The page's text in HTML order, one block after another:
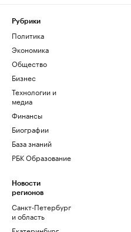
Рубрики
Политика
Экономика
Общество
Бизнес
Технологии и
медиа
Финансы
Биографии
База знаний
РБК Образование
Новости
регионов
Санкт-Петербург
и область